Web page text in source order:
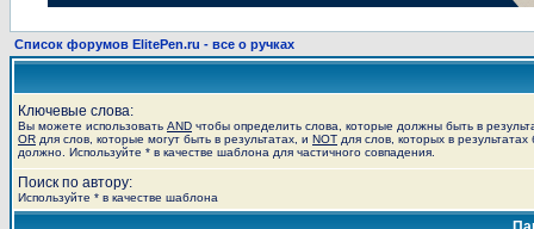
Список форумов ElitePen.ru - все о ручках
Ключевые слова:
Вы можете использовать AND чтобы определить слова, которые должны быть в
OR для слов, которые могут быть в результатах, и NOT для слов, которых в результатах
должно. Используйте * в качестве шаблона для частичного совпадения.
Поиск по автору:
Используйте * в качестве шаблона